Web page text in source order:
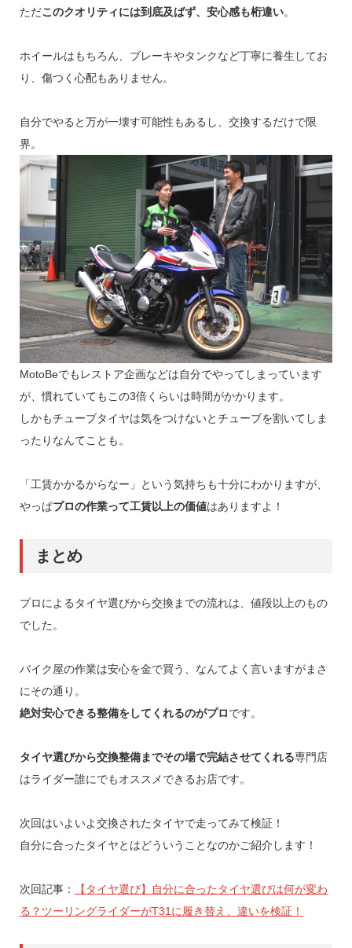
ただこのクオリティには到底及ばず、安心感も桁違い。
ホイールはもちろん、ブレーキやタンクなど丁寧に養生してお
り、傷つく心配もありません。
自分でやると万が一壊す可能性もあるし、交換するだけで限
界。
MotoBeでもレストア企画などは自分でやってしまっています
が、慣れていてもこの3倍くらいは時間がかかります。
しかもチューブタイヤは気をつけないとチューブを割いてしま
ったりなんてことも。
「工賃かかるからなー」という気持ちも十分にわかりますが、
やっぱプロの作業って工賃以上の価値はありますよ！
まとめ
プロによるタイヤ選びから交換までの流れは、値段以上のもの
でした。
バイク屋の作業は安心を金で買う、なんてよく言いますがまさ
にその通り。
絶対安心できる整備をしてくれるのがプロです。
タイヤ選びから交換整備までその場で完結させてくれる専門店
はライダー誰にでもオススメできるお店です。
次回はいよいよ交換されたタイヤで走ってみて検証！
自分に合ったタイヤとはどういうことなのかご紹介します！
次回記事：
【タイヤ選び】自分に合ったタイヤ選びは何が変わ
る？ツーリングライダーがT31に履き替え、違いを検証！